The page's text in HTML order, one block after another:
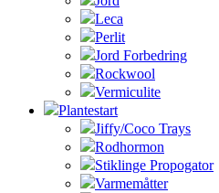
Leca
Perlit
Jord Forbedring
Rockwool
Vermiculite
Plantestart
Jiffy/Coco Trays
Rodhormon
Stiklinge Propogator
Varmemåtter